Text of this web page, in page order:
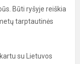
Būti ryšyje reiškia
tarptautinės
su Lietuvos